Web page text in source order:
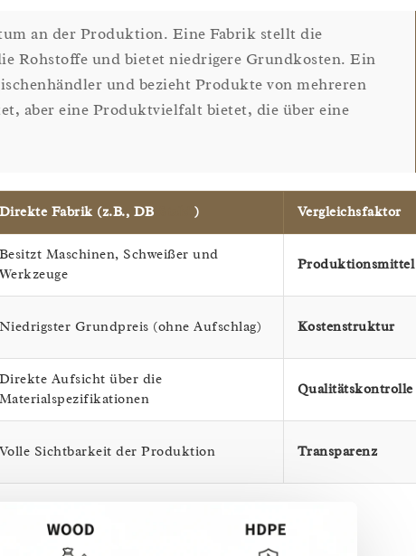
an der Produktion. Eine Fabrik stellt die
Rohstoffe und bietet niedrigere Grundkosten. Ein
und bezieht Produkte von mehreren
aber eine Produktvielfalt bietet, die über eine
Vergleichsfaktor
Direkte Fabrik (z.B., DB Stabil)
Produktionsmittel
Besitzt Maschinen, Schweißer und
Kostenstruktur
Niedrigster Grundpreis (ohne Aufschlag)
Qualitätskontrolle
Direkte Aufsicht über die
Materialspezifikationen
Transparenz
Volle Sichtbarkeit der Produktion